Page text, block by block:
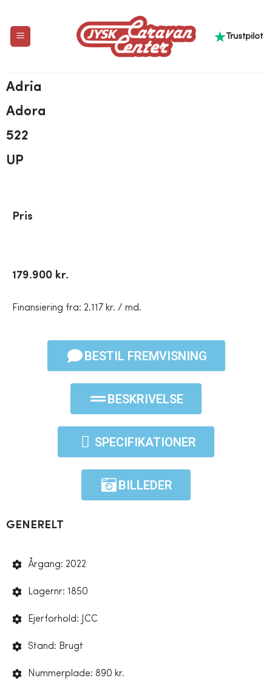
Trustpilot
Adria
Adora
522
UP
Pris
179.900 kr.
Finansiering fra: 2.117 kr. / md.
BESTIL FREMVISNING
BESKRIVELSE
SPECIFIKATIONER
BILLEDER
GENERELT
Årgang: 2022
Lagernr: 1850
Ejerforhold: JCC
Stand: Brugt
Nummerplade: 890 kr.